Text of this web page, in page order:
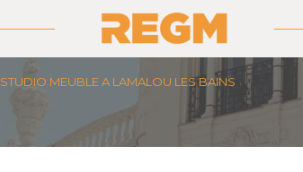
STUDIO MEUBLE A LAMALOU LES BAINS